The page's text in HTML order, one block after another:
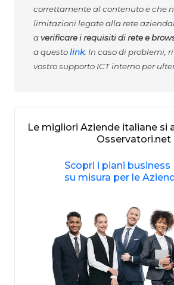
correttamente al contenuto e che
limitazioni legate alla rete
averificare i requisiti di rete e
a questolink. In caso di problemi,
vostro supporto ICT interno per
Le migliori Aziende italiane si
Osservatori.net
Scopri i piani business
su misura per le